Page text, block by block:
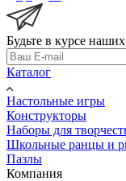
Будьте в курсе
Каталог
Настольные игры
Конструкторы
Наборы для
Школьные ранцы и
Пазлы
Компания